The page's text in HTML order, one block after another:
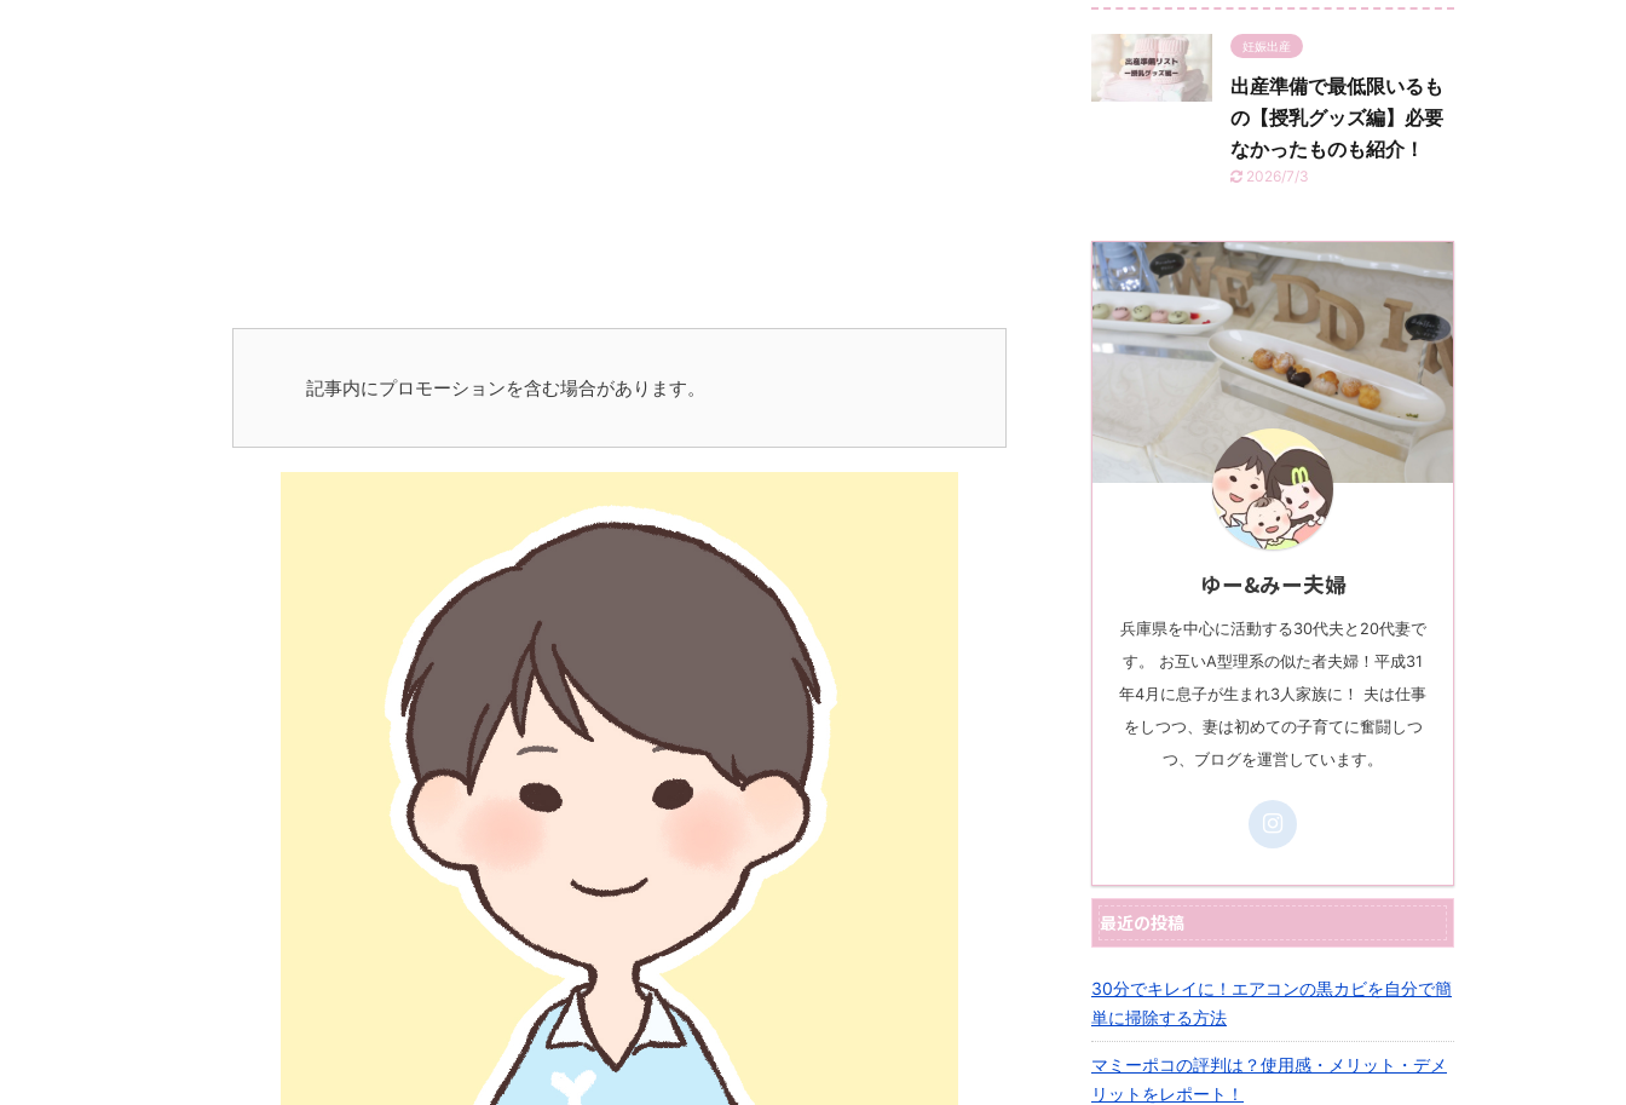
記事内にプロモーションを含む場合があります。
妊娠出産
出産準備で最低限いるも
の【授乳グッズ編】必要
なかったものも紹介！
2026/7/3
ゆー&みー夫婦
兵庫県を中心に活動する30代夫と20代妻で
す。 お互いA型理系の似た者夫婦！平成31
年4月に息子が生まれ3人家族に！ 夫は仕事
をしつつ、妻は初めての子育てに奮闘しつ
つ、ブログを運営しています。
最近の投稿
30分でキレイに！エアコンの黒カビを自分で簡
単に掃除する方法
マミーポコの評判は？使用感・メリット・デメ
リットをレポート！